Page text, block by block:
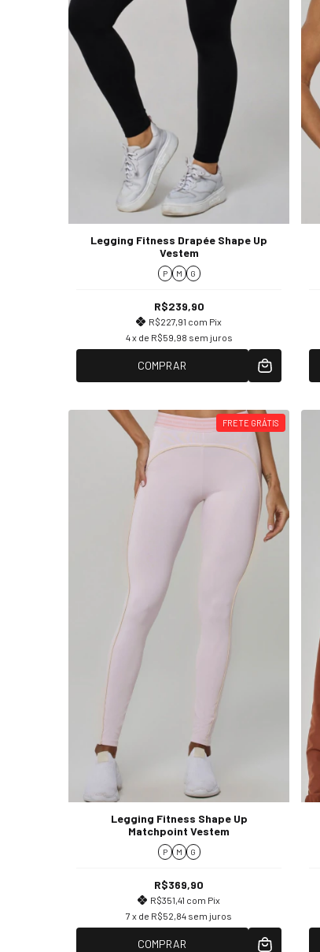
Legging Fitness Drapée Shape Up
Vestem
P M G
R$239,90
R$227,91 com Pix
4x de R$59,98 sem juros
COMPRAR
FRETE GRÁTIS
Legging Fitness Shape Up
Matchpoint Vestem
P M G
R$369,90
R$351,41 com Pix
7 x de R$52,84 sem juros
COMPRAR